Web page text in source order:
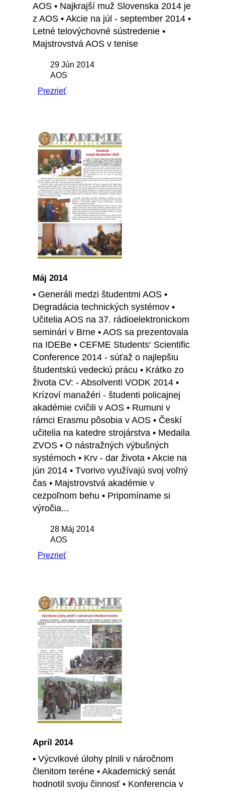
AOS • Najkrajší muž Slovenska 2014 je
z AOS • Akcie na júl - september 2014 •
Letné telovýchovné sústredenie •
Majstrovstvá AOS v tenise
29 Jún 2014
AOS
Prezrieť
Máj 2014
• Generáli medzi študentmi AOS •
Degradácia technických systémov •
Učitelia AOS na 37. rádioelektronickom
seminári v Brne • AOS sa prezentovala
na IDEBe • CEFME Students‘ Scientific
Conference 2014 - súťaž o najlepšiu
študentskú vedeckú prácu • Krátko zo
života CV: - Absolventi VODK 2014 •
Krízoví manažéri - študenti policajnej
akadémie cvičili v AOS • Rumuni v
rámci Erasmu pôsobia v AOS • Českí
učitelia na katedre strojárstva • Medaila
ZVOS • O nástražných výbušných
systémoch • Krv - dar života • Akcie na
jún 2014 • Tvorivo využívajú svoj voľný
čas • Majstrovstvá akadémie v
cezpoľnom behu • Pripomíname si
výročia...
28 Máj 2014
AOS
Prezrieť
Apríl 2014
• Výcvikové úlohy plnili v náročnom
členitom teréne • Akademický senát
hodnotil svoju činnosť • Konferencia v